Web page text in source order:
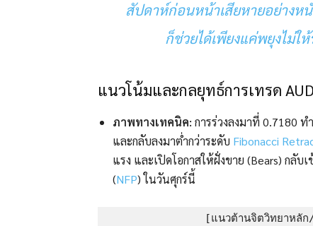
สัปดาห์ก่อนหน้าเสียหายอย่างห
ก็ช่วยได้เพียงแค่พยุงไม่
แนวโน้มและกลยุทธ์การเทรด
ภาพทางเทคนิค: การร่วงลงมาที่ 0.7180
และกลับลงมาต่ำกว่าระดับ Fibonacci
แรง และเปิดโอกาสให้ฝั่งขาย (Bears) กลับ
(NFP) ในวันศุกร์นี้
[แนวต้านจิตวิทยาหลัก